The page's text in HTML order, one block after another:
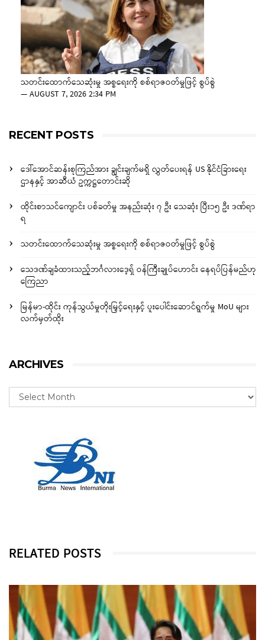
သတင်းထောက်သေဆုံးမှု အစ္စရေးကို စစ်ရာဇဝတ်မှုဖြင့် စွပ်စွဲ
—AUGUST 7, 2026 2:34 PM
RECENT POSTS
ဒေါ်အောင်ဆန်းစုကြည်အား ချွင်းချက်မရှိ လွှတ်ပေးရန် US နိုင်ငံခြားရေး
ဌာနနှင့် အာဆီယံ ဥက္ကဋ္ဌတောင်းဆို
ထိုင်းစာသင်ကျောင်း ပစ်ခတ်မှု အနည်းဆုံး ၇ ဦး သေဆုံး ပြီး၁၅ ဦး ဒဏ်ရာ
ရ
သတင်းထောက်သေဆုံးမှု အစ္စရေးကို စစ်ရာဇဝတ်မှုဖြင့် စွပ်စွဲ
သေဒဏ်ချခံထားသည့်ဘင်္ဂလားဒေ့ရှ် ဝန်ကြီးချုပ်ဟောင်း နေရပ်ပြန်မည်ဟု
ကြေညာ
မြန်မာ-ထိုင်း ကုန်သွယ်မှုတိုးမြှင့်ရေးနှင့် ပူးပေါင်းဆောင်ရွက်မှု MoU များ
လက်မှတ်ထိုး
ARCHIVES
RELATED POSTS